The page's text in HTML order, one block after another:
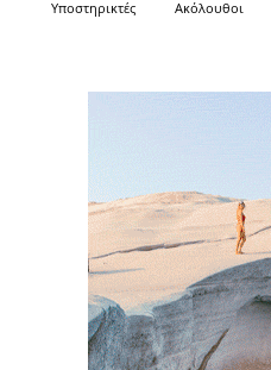
Υποστηρικτές Ακόλουθοι